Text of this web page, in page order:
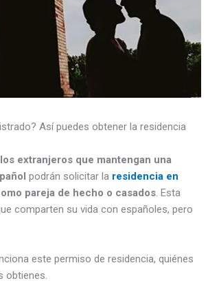
Así puedes obtener la residencia
los extranjeros que mantengan una
podrán solicitar la residencia en
pareja de hecho o casados. Esta
comparten su vida con españoles, pero
este permiso de residencia, quiénes
obtienes.